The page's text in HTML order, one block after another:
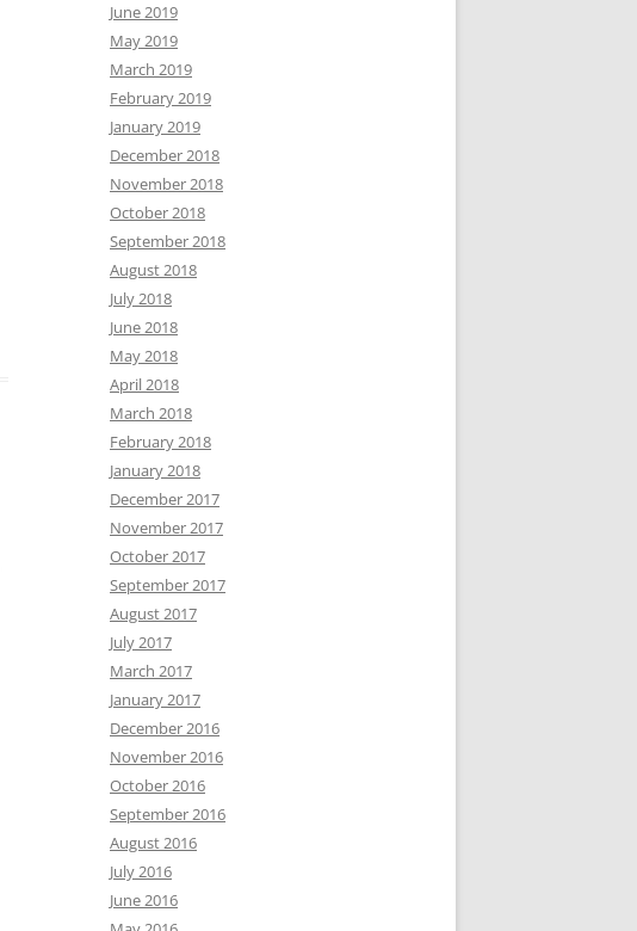
June 2019
May 2019
March 2019
February 2019
January 2019
December 2018
November 2018
October 2018
September 2018
August 2018
July 2018
June 2018
May 2018
April 2018
March 2018
February 2018
January 2018
December 2017
November 2017
October 2017
September 2017
August 2017
July 2017
March 2017
January 2017
December 2016
November 2016
October 2016
September 2016
August 2016
July 2016
June 2016